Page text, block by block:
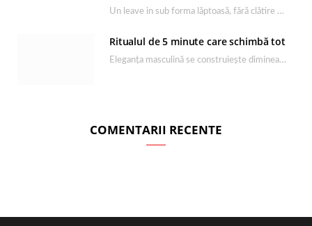
Un leave in sub forma lăptoasă, fără clătire care completează rutina Ultimate Smooth și transformă…
Ritualul de 5 minute care schimbă tot
Eleganța masculină se construiește dimineața, în câteva minute și cu produsele potrivite. O rutină de…
COMENTARII RECENTE